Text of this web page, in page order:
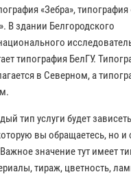
«Зебра», типография
В здании Белгородского
типография БелГУ.
в Северном, а
тип услуги будет
вы обращаетесь, но и
значение тут имеет
тираж, цветность,